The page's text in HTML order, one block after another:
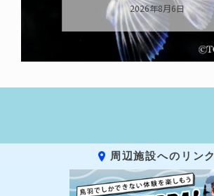
2026年8月6日
周辺施設へのリンク